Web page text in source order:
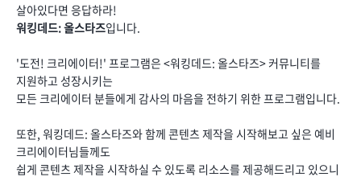
살아있다면 응답하라!
워킹데드: 올스타즈입니다.
'도전! 크리에이터!' 프로그램은 <워킹데드: 올스타즈> 커뮤니티를
지원하고 성장시키는
모든 크리에이터 분들에게 감사의 마음을 전하기 위한 프로그램입니다.
또한, 워킹데드: 올스타즈와 함께 콘텐츠 제작을 시작해보고 싶은 예비
크리에이터님들께도
쉽게 콘텐츠 제작을 시작하실 수 있도록 리소스를 제공해드리고 있으니